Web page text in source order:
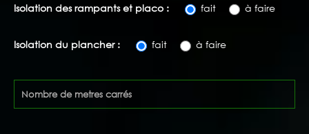
Isolation des rampants et placo : fait à faire
Isolation du plancher : fait à faire